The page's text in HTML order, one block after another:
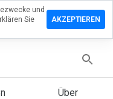
Über
und
Sie
AKZEPTIEREN